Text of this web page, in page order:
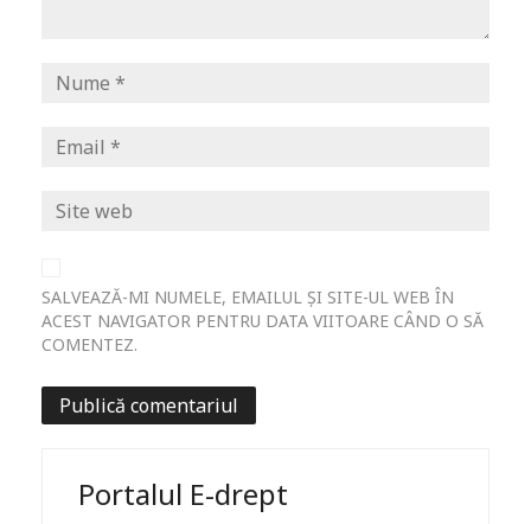
SALVEAZĂ-MI NUMELE, EMAILUL ȘI SITE-UL WEB ÎN
ACEST NAVIGATOR PENTRU DATA VIITOARE CÂND O SĂ
COMENTEZ.
Portalul E-drept